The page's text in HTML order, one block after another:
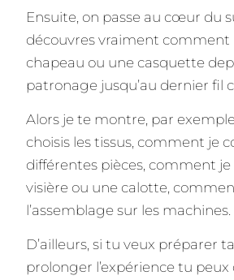
Ensuite, on passe au cœur du
découvres vraiment comment
chapeau ou une casquette
patronage jusqu’au dernier fil
Alors je te montre, par
choisis les tissus, comment je
différentes pièces, comment
visière ou une calotte,
l’assemblage sur les machines.
D’ailleurs, si tu veux préparer
prolonger l’expérience tu